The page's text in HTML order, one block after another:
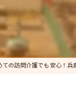
ての訪問介護でも安心！